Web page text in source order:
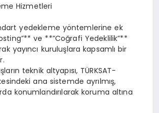
Hizmetleri
yedekleme yöntemlerine ek
ve **”Coğrafi Yedeklilik”**
yayıncı kuruluşlara kapsamlı bir
teknik altyapısı, TÜRKSAT-
ana sistemde ayrılmış,
konumlandırılarak koruma altına